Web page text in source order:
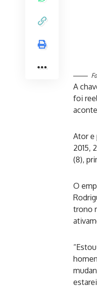
A
foi
Ator e
2015,
(8),
O
trono